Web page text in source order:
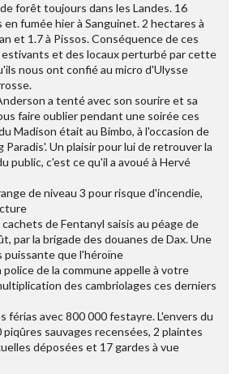
forêt toujours dans les Landes. 16
fumée hier à Sanguinet. 2 hectares à
et 1.7 à Pissos. Conséquence de ces
et des locaux perturbé par cette
nous ont confié au micro d'Ulysse
a tenté avec son sourire et sa
faire oublier pendant une soirée ces
Madison était au Bimbo, à l'occasion de
Paradis'. Un plaisir pour lui de retrouver la
public, c'est ce qu'il a avoué à Hervé
de niveau 3 pour risque d'incendie,
de Fentanyl saisis au péage de
par la brigade des douanes de Dax. Une
puissante que l'héroïne
de la commune appelle à votre
des cambriolages ces derniers
férias avec 800 000 festayre. L'envers du
piqûres sauvages recensées, 2 plaintes
déposées et 17 gardes à vue